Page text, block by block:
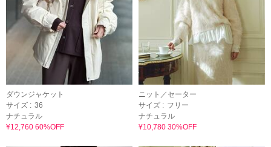
ダウンジャケット
サイズ : 36
ナチュラル
¥12,760 60%OFF
ニット／セーター
サイズ : フリー
ナチュラル
¥10,780 30%OFF